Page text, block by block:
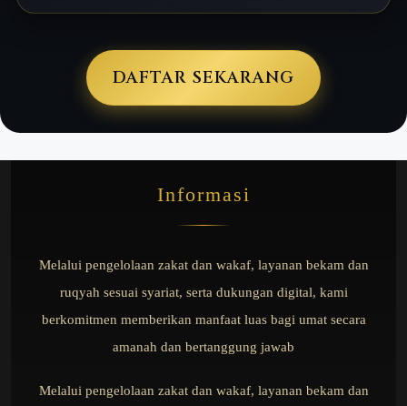
DAFTAR SEKARANG
Informasi
Melalui pengelolaan zakat dan wakaf, layanan bekam dan
ruqyah sesuai syariat, serta dukungan digital, kami
berkomitmen memberikan manfaat luas bagi umat secara
amanah dan bertanggung jawab
Melalui pengelolaan zakat dan wakaf, layanan bekam dan